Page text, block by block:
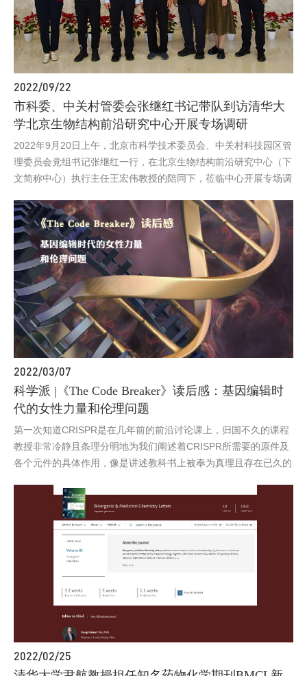
2022/09/22
市科委、中关村管委会张继红书记带队到访清华大
学北京生物结构前沿研究中心开展专场调研
2022年9月20日上午，北京市科学技术委员会、中关村科技园区管
理委员会党组书记张继红一行，在北京生物结构前沿研究中心（下
文简称中心）执行主任王宏伟教授的陪同下，莅临中心开展专场调
副主任刘慧，医药健康科技处主管工程师王璐一同参加了调研。中
心副主任王新泉教授和办公室副主任袁亚飞等陪同出席了调研会。
2022/03/07
科学派 |《The Code Breaker》读后感：基因编辑时
代的女性力量和伦理问题
第一次知道CRISPR是在几年前的前沿讨论课上，归国不久的课程
教授非常冷静且条理分明地为我们阐述着CRISPR所需要的原件及
各个元件的具体作用，像是讲述教科书上被奉为真理且存在已久的
2022/02/25